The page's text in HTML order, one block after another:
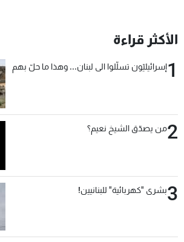
الأكثر قراءة
1إسرائيليّون تسلّلوا الى لبنان... وهذا ما حلّ بهم
2من يصدّق الشيخ نعيم؟
3بشرى "كهربائية" للبنانيين!